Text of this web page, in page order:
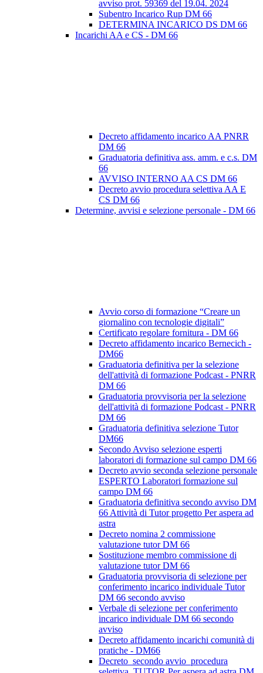
avviso prot. 59369 del 19.04. 2024
Subentro Incarico Rup DM 66
DETERMINA INCARICO DS DM 66
Incarichi AA e CS - DM 66
Decreto affidamento incarico AA PNRR
DM 66
Graduatoria definitiva ass. amm. e c.s. DM
66
AVVISO INTERNO AA CS DM 66
Decreto avvio procedura selettiva AA E
CS DM 66
Determine, avvisi e selezione personale - DM 66
Avvio corso di formazione “Creare un
giornalino con tecnologie digitali”
Certificato regolare fornitura - DM 66
Decreto affidamento incarico Bernecich -
DM66
Graduatoria definitiva per la selezione
dell'attività di formazione Podcast - PNRR
DM 66
Graduatoria provvisoria per la selezione
dell'attività di formazione Podcast - PNRR
DM 66
Graduatoria definitiva selezione Tutor
DM66
Secondo Avviso selezione esperti
laboratori di formazione sul campo DM 66
Decreto avvio seconda selezione personale
ESPERTO Laboratori formazione sul
campo DM 66
Graduatoria definitiva secondo avviso DM
66 Attività di Tutor progetto Per aspera ad
astra
Decreto nomina 2 commissione
valutazione tutor DM 66
Sostituzione membro commissione di
valutazione tutor DM 66
Graduatoria provvisoria di selezione per
conferimento incarico individuale Tutor
DM 66 secondo avviso
Verbale di selezione per conferimento
incarico individuale DM 66 secondo
avviso
Decreto affidamento incarichi comunità di
pratiche - DM66
Decreto_secondo avvio_procedura